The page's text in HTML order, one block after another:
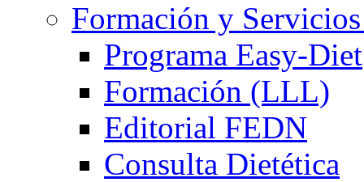
Formación y
Programa Easy-Diet
Formación (LLL)
Editorial FEDN
Consulta Dietética